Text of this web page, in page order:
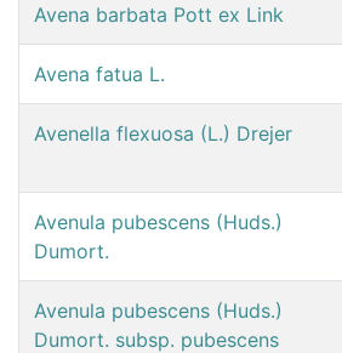
Avena barbata Pott ex Link
Avena fatua L.
Avenella flexuosa (L.) Drejer
Avenula pubescens (Huds.)
Dumort.
Avenula pubescens (Huds.)
Dumort. subsp. pubescens